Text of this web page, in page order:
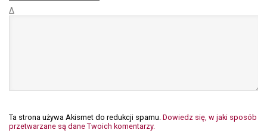
Δ
Ta strona używa Akismet do redukcji spamu. Dowiedz się, w jaki sposób
przetwarzane są dane Twoich komentarzy.